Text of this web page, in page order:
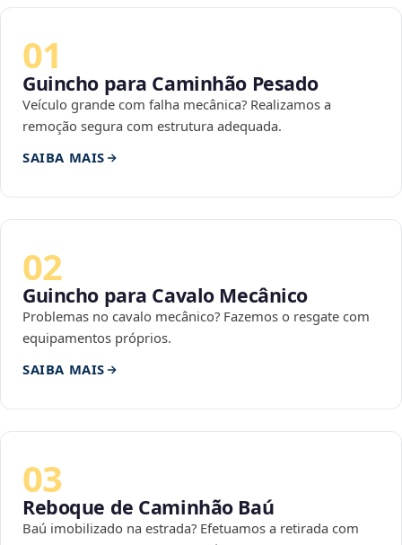
01
Guincho para Caminhão Pesado
Veículo grande com falha mecânica? Realizamos a
remoção segura com estrutura adequada.
SAIBA MAIS
02
Guincho para Cavalo Mecânico
Problemas no cavalo mecânico? Fazemos o resgate com
equipamentos próprios.
SAIBA MAIS
03
Reboque de Caminhão Baú
Baú imobilizado na estrada? Efetuamos a retirada com